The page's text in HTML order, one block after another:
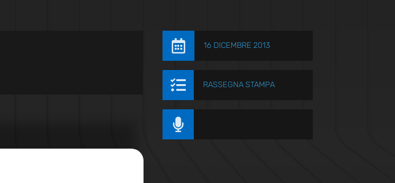
 16 DICEMBRE 2013
 RASSEGNA STAMPA
